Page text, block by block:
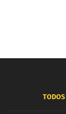
TODOS